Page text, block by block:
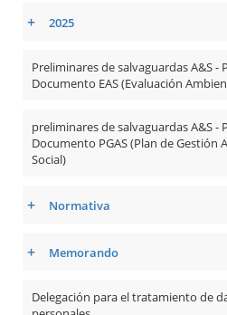
+ 2025
Preliminares de salvaguardas A&S -
Documento EAS (Evaluación
preliminares de salvaguardas A&S -
Documento PGAS (Plan de Gestión
Social)
+ Normativa
+ Memorando
Delegación para el tratamiento de